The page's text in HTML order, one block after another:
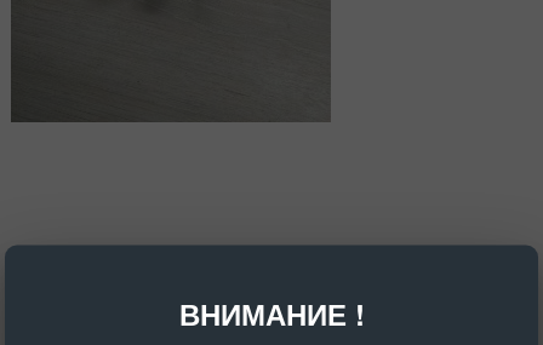
Как мы работаем?
ВНИМАНИЕ !